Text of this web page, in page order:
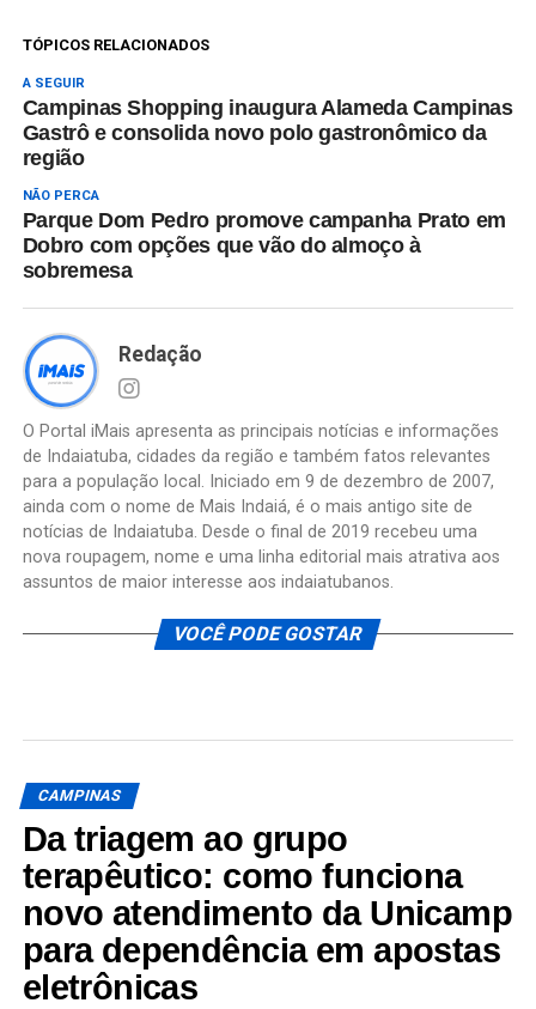
TÓPICOS RELACIONADOS
A SEGUIR
Campinas Shopping inaugura Alameda Campinas
Gastrô e consolida novo polo gastronômico da
região
NÃO PERCA
Parque Dom Pedro promove campanha Prato em
Dobro com opções que vão do almoço à
sobremesa
Redação
O Portal iMais apresenta as principais notícias e informações
de Indaiatuba, cidades da região e também fatos relevantes
para a população local. Iniciado em 9 de dezembro de 2007,
ainda com o nome de Mais Indaiá, é o mais antigo site de
notícias de Indaiatuba. Desde o final de 2019 recebeu uma
nova roupagem, nome e uma linha editorial mais atrativa aos
assuntos de maior interesse aos indaiatubanos.
VOCÊ PODE GOSTAR
CAMPINAS
Da triagem ao grupo
terapêutico: como funciona
novo atendimento da Unicamp
para dependência em apostas
eletrônicas